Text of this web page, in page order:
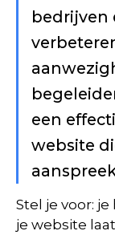
bedrijven
een
website
Stel je voor:
je website